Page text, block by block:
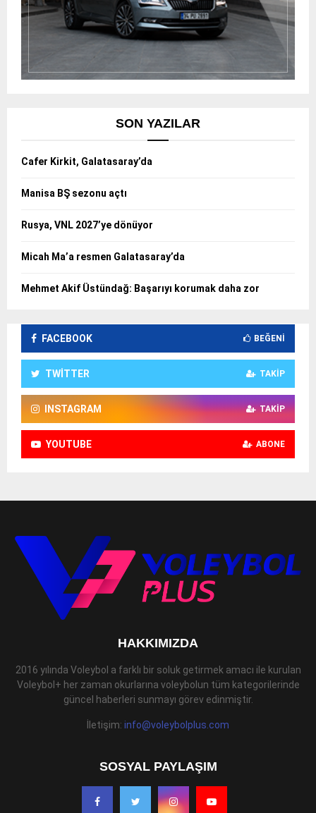
SON YAZILAR
Cafer Kirkit, Galatasaray’da
Manisa BŞ sezonu açtı
Rusya, VNL 2027’ye dönüyor
Micah Ma’a resmen Galatasaray’da
Mehmet Akif Üstündağ: Başarıyı korumak daha zor
FACEBOOK BEĞENI
TWITTER TAKIP
INSTAGRAM TAKIP
YOUTUBE ABONE
HAKKIMIZDA
2016 yılında Voleybol a farklı bir soluk getirmek amacı ile kurulan
Voleybol+ her zaman okurlarına voleybolun tüm kategorilerinde
güncel haberleri sunmayı görev edinmiştir.
İletişim: info@voleybolplus.com
SOSYAL PAYLAŞIM